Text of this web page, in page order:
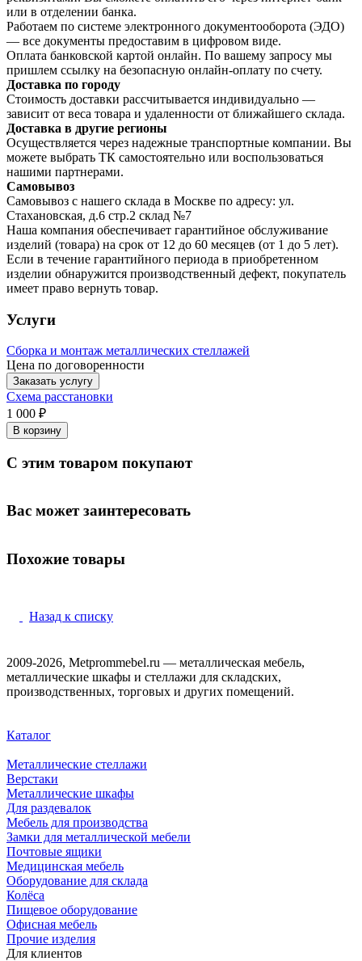
или в отделении банка.
Работаем по системе электронного документооборота (ЭДО)
— все документы предоставим в цифровом виде.
Оплата банковской картой онлайн. По вашему запросу мы
пришлем ссылку на безопасную онлайн-оплату по счету.
Доставка по городу
Стоимость доставки рассчитывается индивидуально —
зависит от веса товара и удаленности от ближайшего склада.
Доставка в другие регионы
Осуществляется через надежные транспортные компании. Вы
можете выбрать ТК самостоятельно или воспользоваться
нашими партнерами.
Самовывоз
Самовывоз с нашего склада в Москве по адресу: ул.
Стахановская, д.6 стр.2 склад №7
Наша компания обеспечивает гарантийное обслуживание
изделий (товара) на срок от 12 до 60 месяцев (от 1 до 5 лет).
Если в течение гарантийного периода в приобретенном
изделии обнаружится производственный дефект, покупатель
имеет право вернуть товар.
Услуги
Сборка и монтаж металлических стеллажей
Цена по договоренности
Заказать услугу
Схема расстановки
1 000 ₽
В корзину
С этим товаром покупают
Вас может заинтересовать
Похожие товары
Назад к списку
2009-2026, Metprommebel.ru — металлическая мебель,
металлические шкафы и стеллажи для складских,
производственных, торговых и других помещений.
Каталог
Металлические стеллажи
Верстаки
Металлические шкафы
Для раздевалок
Мебель для производства
Замки для металлической мебели
Почтовые ящики
Медицинская мебель
Оборудование для склада
Колёса
Пищевое оборудование
Офисная мебель
Прочие изделия
Для клиентов